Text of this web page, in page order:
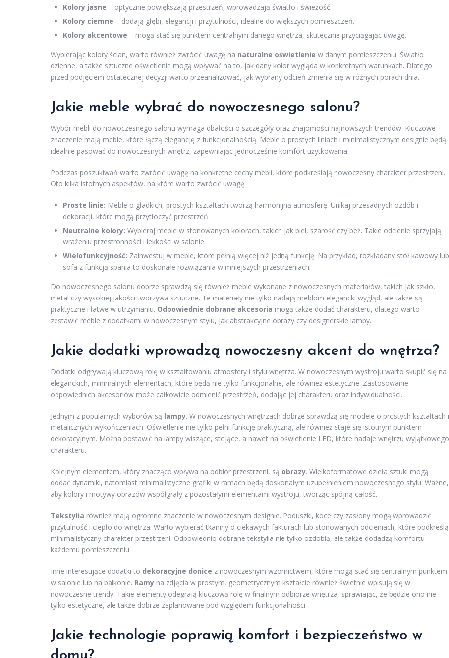
Kolory jasne – optycznie powiększają przestrzeń, wprowadzają światło i świeżość.
Kolory ciemne – dodają głębi, elegancji i przytulności, idealne do większych pomieszczeń.
Kolory akcentowe – mogą stać się punktem centralnym danego wnętrza, skutecznie przyciągając uwagę.
Wybierając kolory ścian, warto również zwrócić uwagę na naturalne oświetlenie w danym pomieszczeniu. Światło
dzienne, a także sztuczne oświetlenie mogą wpływać na to, jak dany kolor wygląda w konkretnych warunkach. Dlatego
przed podjęciem ostatecznej decyzji warto przeanalizować, jak wybrany odcień zmienia się w różnych porach dnia.
Jakie meble wybrać do nowoczesnego salonu?
Wybór mebli do nowoczesnego salonu wymaga dbałości o szczegóły oraz znajomości najnowszych trendów. Kluczowe
znaczenie mają meble, które łączą elegancję z funkcjonalnością. Meble o prostych liniach i minimalistycznym designie będą
idealnie pasować do nowoczesnych wnętrz, zapewniając jednocześnie komfort użytkowania.
Podczas poszukiwań warto zwrócić uwagę na konkretne cechy mebli, które podkreślają nowoczesny charakter przestrzeni.
Oto kilka istotnych aspektów, na które warto zwrócić uwagę:
Proste linie: Meble o gładkich, prostych kształtach tworzą harmonijną atmosferę. Unikaj przesadnych ozdób i
dekoracji, które mogą przytłoczyć przestrzeń.
Neutralne kolory: Wybieraj meble w stonowanych kolorach, takich jak biel, szarość czy beż. Takie odcienie sprzyjają
wrażeniu przestronności i lekkości w salonie.
Wielofunkcyjność: Zainwestuj w meble, które pełnią więcej niż jedną funkcję. Na przykład, rozkładany stół kawowy lub
sofa z funkcją spania to doskonałe rozwiązania w mniejszych przestrzeniach.
Do nowoczesnego salonu dobrze sprawdzą się również meble wykonane z nowoczesnych materiałów, takich jak szkło,
metal czy wysokiej jakości tworzywa sztuczne. Te materiały nie tylko nadają meblom elegancki wygląd, ale także są
praktyczne i łatwe w utrzymaniu. Odpowiednie dobrane akcesoria mogą także dodać charakteru, dlatego warto
zestawić meble z dodatkami w nowoczesnym stylu, jak abstrakcyjne obrazy czy designerskie lampy.
Jakie dodatki wprowadzą nowoczesny akcent do wnętrza?
Dodatki odgrywają kluczową rolę w kształtowaniu atmosfery i stylu wnętrza. W nowoczesnym wystroju warto skupić się na
eleganckich, minimalnych elementach, które będą nie tylko funkcjonalne, ale również estetyczne. Zastosowanie
odpowiednich akcesoriów może całkowicie odmienić przestrzeń, dodając jej charakteru oraz indywidualności.
Jednym z popularnych wyborów są lampy. W nowoczesnych wnętrzach dobrze sprawdzą się modele o prostych kształtach i
metalicznych wykończeniach. Oświetlenie nie tylko pełni funkcję praktyczną, ale również staje się istotnym punktem
dekoracyjnym. Można postawić na lampy wiszące, stojące, a nawet na oświetlenie LED, które nadaje wnętrzu wyjątkowego
charakteru.
Kolejnym elementem, który znacząco wpływa na odbiór przestrzeni, są obrazy. Wielkoformatowe dzieła sztuki mogą
dodać dynamiki, natomiast minimalistyczne grafiki w ramach będą doskonałym uzupełnieniem nowoczesnego stylu. Ważne,
aby kolory i motywy obrazów współgrały z pozostałymi elementami wystroju, tworząc spójną całość.
Tekstylia również mają ogromne znaczenie w nowoczesnym designie. Poduszki, koce czy zasłony mogą wprowadzić
przytulność i ciepło do wnętrza. Warto wybierać tkaniny o ciekawych fakturach lub stonowanych odcieniach, które podkreślą
minimalistyczny charakter przestrzeni. Odpowiednio dobrane tekstylia nie tylko ozdobią, ale także dodadzą komfortu
każdemu pomieszczeniu.
Inne interesujące dodatki to dekoracyjne donice z nowoczesnym wzornictwem, które mogą stać się centralnym punktem
w salonie lub na balkonie. Ramy na zdjęcia w prostym, geometrycznym kształcie również świetnie wpisują się w
nowoczesne trendy. Takie elementy odegrają kluczową rolę w finalnym odbiorze wnętrza, sprawiając, że będzie ono nie
tylko estetyczne, ale także dobrze zaplanowane pod względem funkcjonalności.
Jakie technologie poprawią komfort i bezpieczeństwo w